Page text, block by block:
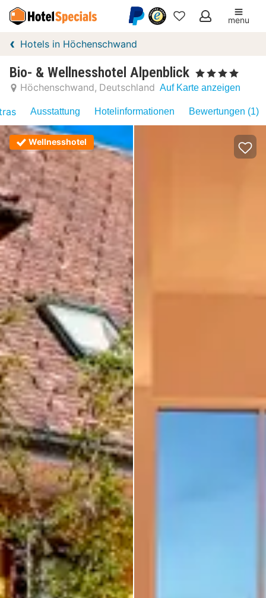
Meine
menu
Hotels in Höchenschwand
Bio- & Wellnesshotel Alpenblick , 4 Sterne
Höchenschwand Deutschland Auf Karte anzeigen
Ausstattung Hotelinformationen Bewertungen (1)
Wellnesshotel